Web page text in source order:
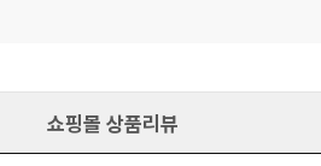
쇼핑몰 상품리뷰